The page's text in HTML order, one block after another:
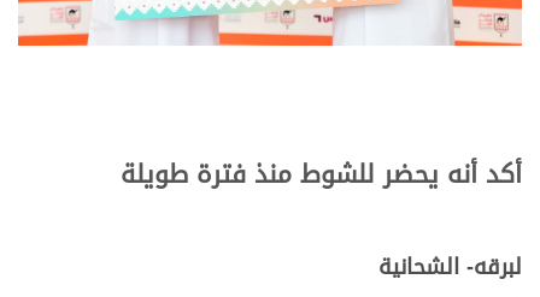
أكد أنه يحضر للشوط منذ فترة طويلة
لبرقه- الشحانية